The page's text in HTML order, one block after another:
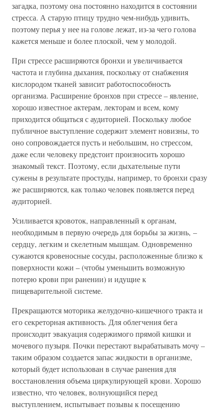
загадка, поэтому она постоянно находится в состоянии
стресса. А старую птицу трудно чем-нибудь удивить,
поэтому перья у нее на голове лежат, из-за чего голова
кажется меньше и более плоской, чем у молодой.
При стрессе расширяются бронхи и увеличивается
частота и глубина дыхания, поскольку от снабжения
кислородом тканей зависит работоспособность
организма. Расширение бронхов при стрессе – явление,
хорошо известное актерам, лекторам и всем, кому
приходится общаться с аудиторией. Поскольку любое
публичное выступление содержит элемент новизны, то
оно сопровождается пусть и небольшим, но стрессом,
даже если человеку предстоит произносить хорошо
знакомый текст. Поэтому, если дыхательные пути
сужены в результате простуды, например, то бронхи сразу
же расширяются, как только человек появляется перед
аудиторией.
Усиливается кровоток, направленный к органам,
необходимым в первую очередь для борьбы за жизнь, –
сердцу, легким и скелетным мышцам. Одновременно
сужаются кровеносные сосуды, расположенные близко к
поверхности кожи – (чтобы уменьшить возможную
потерю крови при ранении) и идущие к
пищеварительной системе.
Прекращаются моторика желудочно-кишечного тракта и
его секреторная активность. Для облегчения бега
происходит эвакуация содержимого прямой кишки и
мочевого пузыря. Почки перестают вырабатывать мочу –
таким образом создается запас жидкости в организме,
который будет использован в случае ранения для
восстановления объема циркулирующей крови. Хорошо
известно, что человек, волнующийся перед
выступлением, испытывает позывы к посещению